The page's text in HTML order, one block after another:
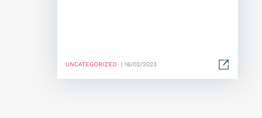
UNCATEGORIZED | 16/02/2023